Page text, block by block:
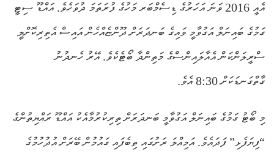
އެއީ 2016 ވަނަ އަހަރުގެ ޑިސެމްބަރ މަހުގެ ފުރަތަމަ ދުވަހެވެ. އައްޑޫ ސިޓީ
ގަމުގެ ބައިނަލް އަގުވާމީ ވައިގެ ބަނދަރަށް ދޫންޏެއްހެން އައިސް އެތިރިކޮށްލީ
ސްރީލަންކަން އެއާލައިންސްގެ މަތިންދާ ބޯޓެކެވެ. އޭރު ހެނދުނު
ގާތްގަނޑަކަށް 8:30 އެވެ.
މި ބޯޓު ގަމުގެ ބައިނަލް އަގުވާމީ ބަނދަރަށް ތިރިކުރުމާއެކު އައްޑޫ ރައްޔިތުންގެ
“ފިޔަފެޅި” ފަދައެވެ. އަމިއްލަ ރަށުގައި ތިބެފައި ގައުމުން ބޭރަށް އުދުހުމުގެ